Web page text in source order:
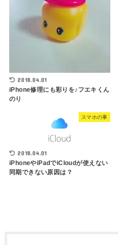
2018.04.01
iPhone修理にも彩りを♪フエキくん
のり
スマホの事
2018.04.01
iPhoneやiPadでiCloudが使えない
同期できない原因は？